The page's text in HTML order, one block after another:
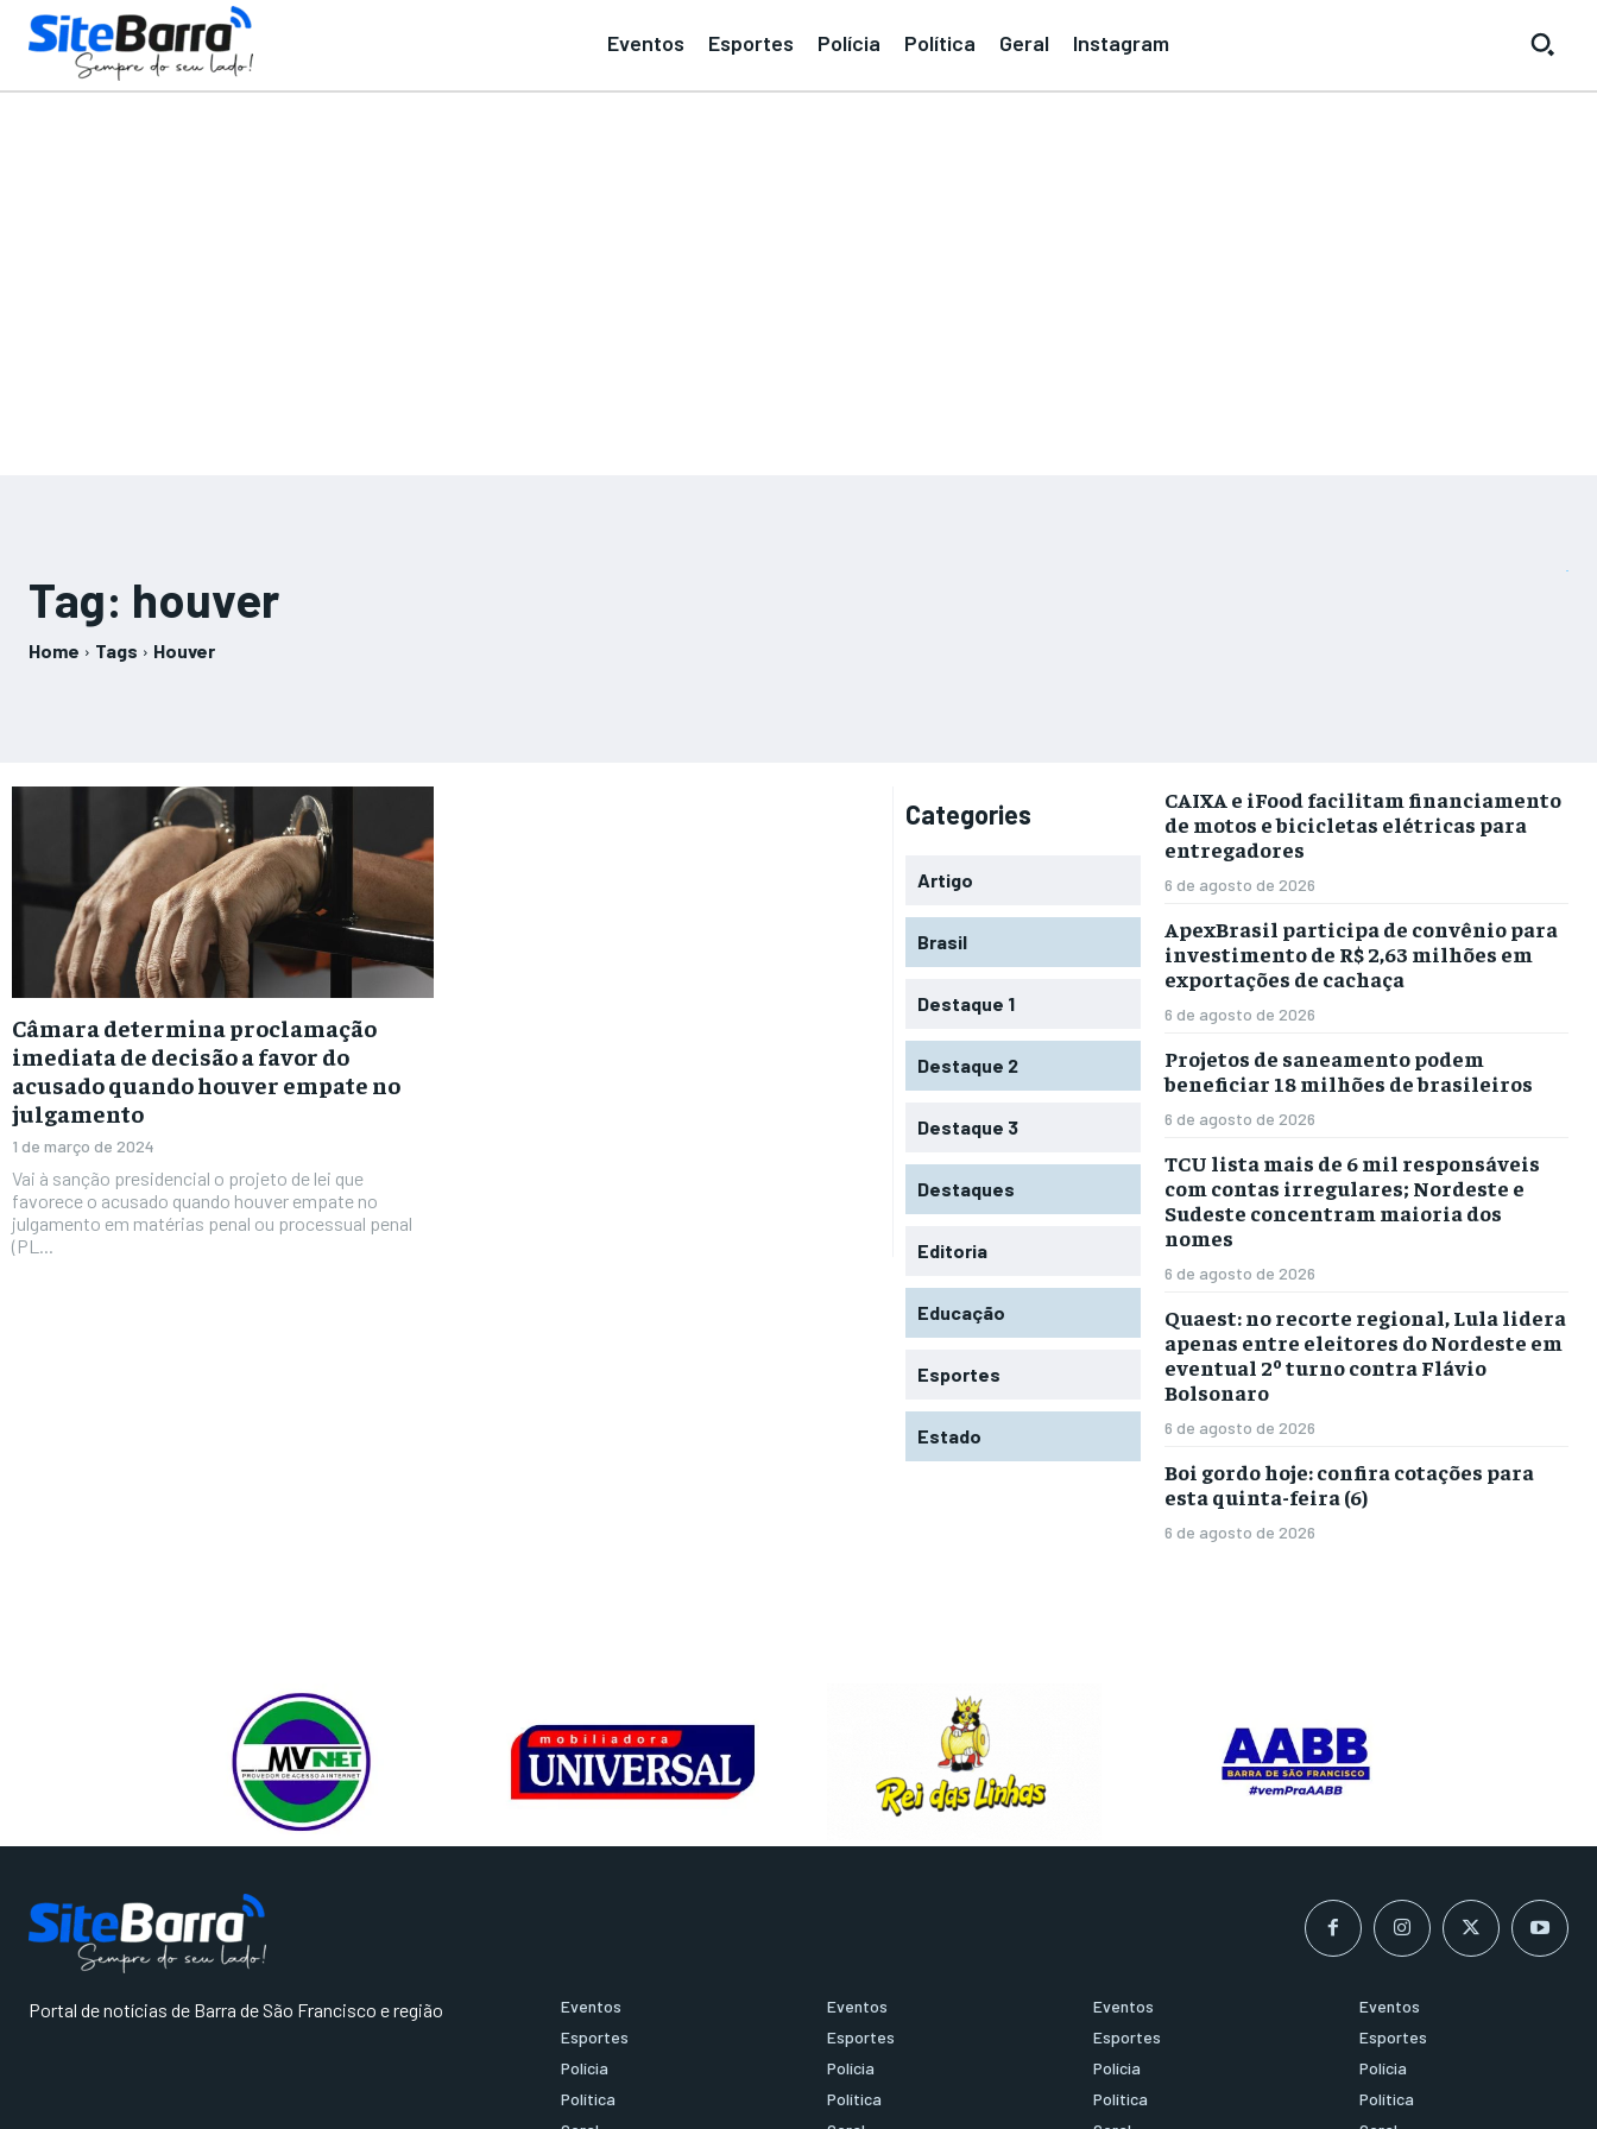
Eventos Esportes Polícia Política Geral Instagram
Tag: houver
Home Tags Houver
Câmara determina proclamação
imediata de decisão a favor do
acusado quando houver empate no
julgamento
1 de março de 2024
Vai à sanção presidencial o projeto de lei que
favorece o acusado quando houver empate no
julgamento em matérias penal ou processual penal
(PL...
Categories
Artigo
Brasil
Destaque 1
Destaque 2
Destaque 3
Destaques
Editoria
Educação
Esportes
Estado
CAIXA e iFood facilitam financiamento
de motos e bicicletas elétricas para
entregadores
6 de agosto de 2026
ApexBrasil participa de convênio para
investimento de R$ 2,63 milhões em
exportações de cachaça
6 de agosto de 2026
Projetos de saneamento podem
beneficiar 18 milhões de brasileiros
6 de agosto de 2026
TCU lista mais de 6 mil responsáveis
com contas irregulares; Nordeste e
Sudeste concentram maioria dos
nomes
6 de agosto de 2026
Quaest: no recorte regional, Lula lidera
apenas entre eleitores do Nordeste em
eventual 2º turno contra Flávio
Bolsonaro
6 de agosto de 2026
Boi gordo hoje: confira cotações para
esta quinta-feira (6)
6 de agosto de 2026
Portal de notícias de Barra de São Francisco e região
Eventos
Esportes
Polícia
Política
Eventos
Esportes
Polícia
Política
Eventos
Esportes
Polícia
Política
Eventos
Esportes
Polícia
Política